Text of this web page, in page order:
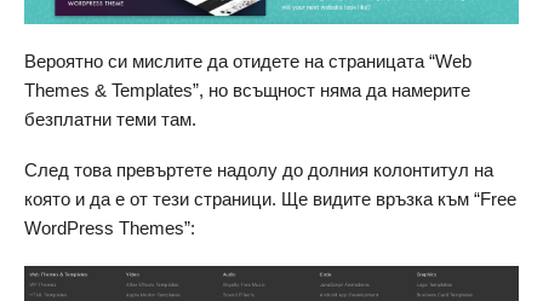
Вероятно си мислите да отидете на страницата “Web
Themes & Templates”, но всъщност няма да намерите
безплатни теми там.
След това превъртете надолу до долния колонтитул на
която и да е от тези страници. Ще видите връзка към “Free
WordPress Themes”: